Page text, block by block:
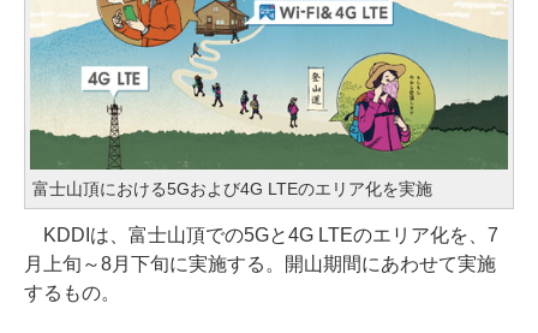
富士山頂における5Gおよび4G LTEのエリア化を実施
KDDIは、富士山頂での5Gと4G LTEのエリア化を、7
月上旬～8月下旬に実施する。開山期間にあわせて実施
するもの。